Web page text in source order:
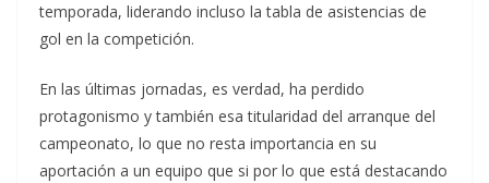
temporada, liderando incluso la tabla de asistencias de
gol en la competición.
En las últimas jornadas, es verdad, ha perdido
protagonismo y también esa titularidad del arranque del
campeonato, lo que no resta importancia en su
aportación a un equipo que si por lo que está destacando